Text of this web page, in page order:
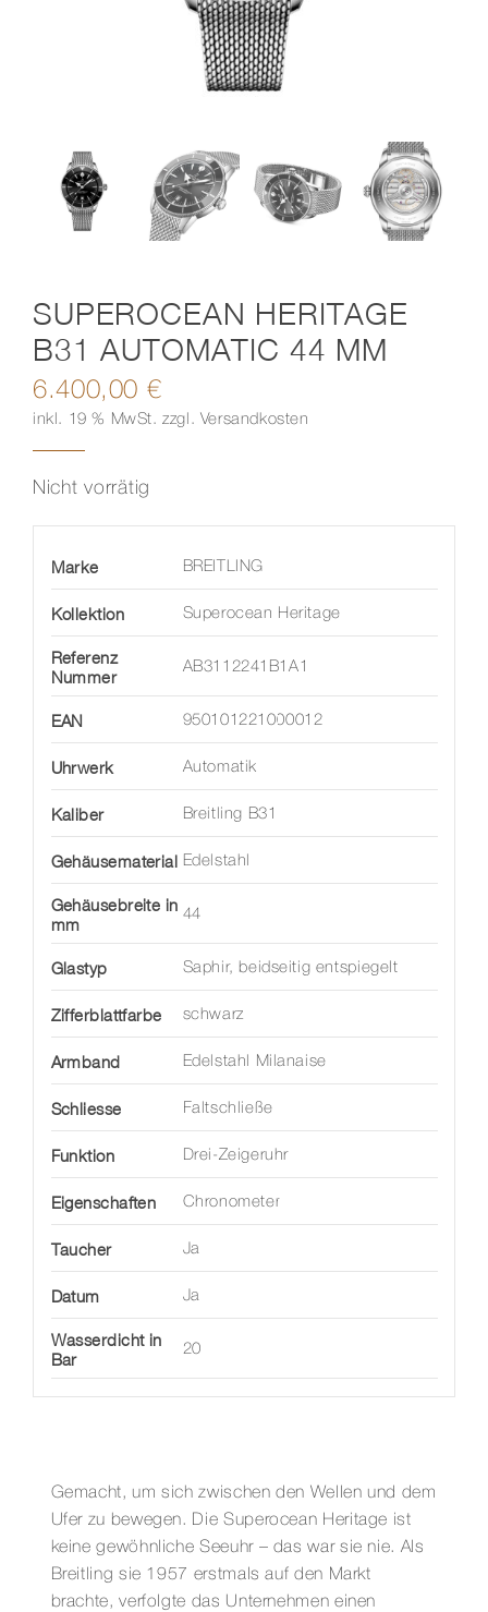
SUPEROCEAN HERITAGE
B31 AUTOMATIC 44 MM
6.400,00 €
inkl. 19 % MwSt. zzgl. Versandkosten
Nicht vorrätig
Marke BREITLING
Kollektion Superocean Heritage
Referenz
Nummer
AB3112241B1A1
EAN 950101221000012
Uhrwerk Automatik
Kaliber Breitling B31
Gehäusematerial Edelstahl
Gehäusebreite in
mm
44
Glastyp Saphir, beidseitig entspiegelt
Zifferblattfarbe schwarz
Armband Edelstahl Milanaise
Schliesse Faltschließe
Funktion Drei-Zeigeruhr
Eigenschaften Chronometer
Taucher Ja
Datum Ja
Wasserdicht in
Bar
20
Gemacht, um sich zwischen den Wellen und dem
Ufer zu bewegen. Die Superocean Heritage ist
keine gewöhnliche Seeuhr – das war sie nie. Als
Breitling sie 1957 erstmals auf den Markt
brachte, verfolgte das Unternehmen einen